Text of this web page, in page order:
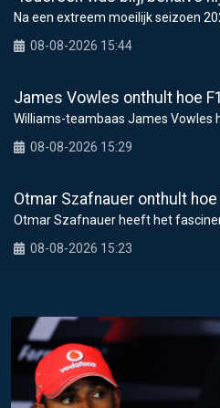
Na een extreem moeilijk seizoen
08-08-2026 15:44
Williams-teambaas James Vowles
08-08-2026 15:29
Otmar Szafnauer heeft het
08-08-2026 15:23